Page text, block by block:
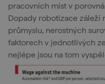
pracovních míst v
Dopady robotizace záleží
průmyslu, nerostných
faktorech v jednotlivých
nejlépe jsou na tom